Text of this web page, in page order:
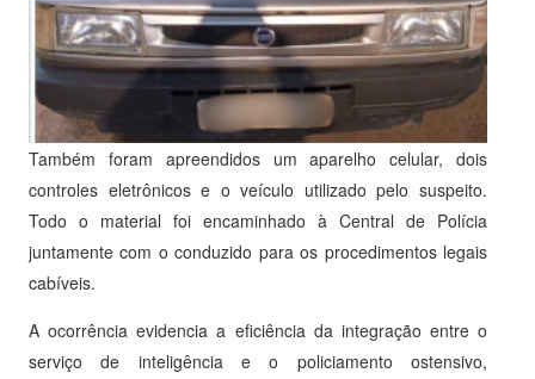
Também foram apreendidos um aparelho celular, dois
controles eletrônicos e o veículo utilizado pelo suspeito.
Todo o material foi encaminhado à Central de Polícia
juntamente com o conduzido para os procedimentos legais
cabíveis.
A ocorrência evidencia a eficiência da integração entre o
serviço de inteligência e o policiamento ostensivo,